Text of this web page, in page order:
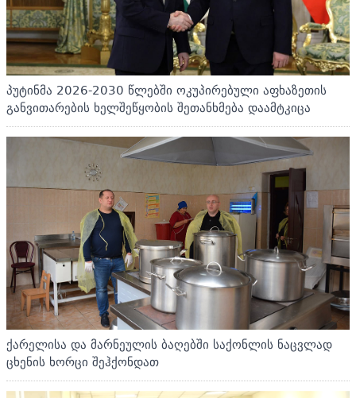
პუტინმა 2026-2030 წლებში ოკუპირებული აფხაზეთის
განვითარების ხელშეწყობის შეთანხმება დაამტკიცა
ქარელისა და მარნეულის ბაღებში საქონლის ნაცვლად
ცხენის ხორცი შეჰქონდათ